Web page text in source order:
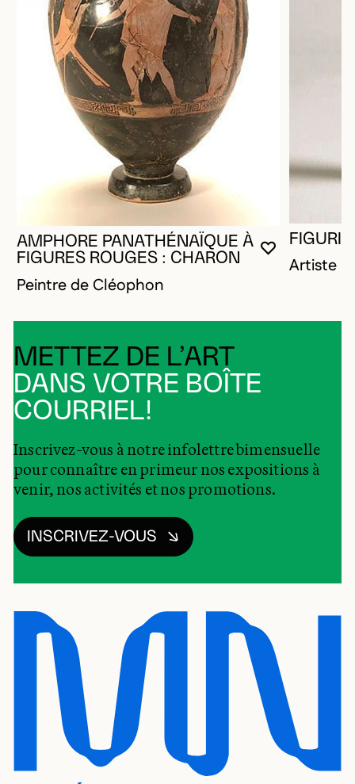
VOUS
FERMER
OUVRIR LA
AMPHORE PANATHÉNAÏQUE À
FIGURES ROUGES : CHARON
Peintre de Cléophon
Artiste
METTEZ DE L’ART
DANS VOTRE BOÎTE
COURRIEL!
Inscrivez-vous à notre infolettre bimensuelle
pour connaître en primeur nos expositions à
venir, nos activités et nos promotions.
INSCRIVEZ-VOUS